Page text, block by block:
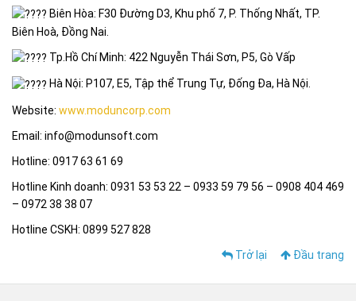
Biên Hòa: F30 Đường D3, Khu phố 7, P. Thống Nhất, TP.
Biên Hoà, Đồng Nai.
Tp.Hồ Chí Minh: 422 Nguyễn Thái Sơn, P5, Gò Vấp
Hà Nội: P107, E5, Tập thể Trung Tự, Đống Đa, Hà Nội.
Website: www.moduncorp.com
Email: info@modunsoft.com
Hotline: 0917 63 61 69
Hotline Kinh doanh: 0931 53 53 22 – 0933 59 79 56 – 0908 404 469
– 0972 38 38 07
Hotline CSKH: 0899 527 828
Trở lại
Đầu trang